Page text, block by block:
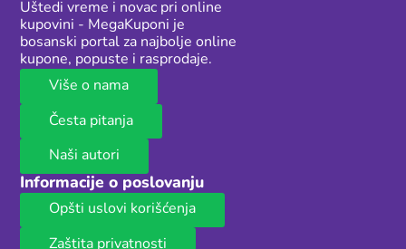
Uštedi vreme i novac pri online
kupovini - MegaKuponi je
bosanski portal za najbolje online
kupone, popuste i rasprodaje.
Više o nama
Česta pitanja
Naši autori
Informacije o poslovanju
Opšti uslovi korišćenja
Zaštita privatnosti